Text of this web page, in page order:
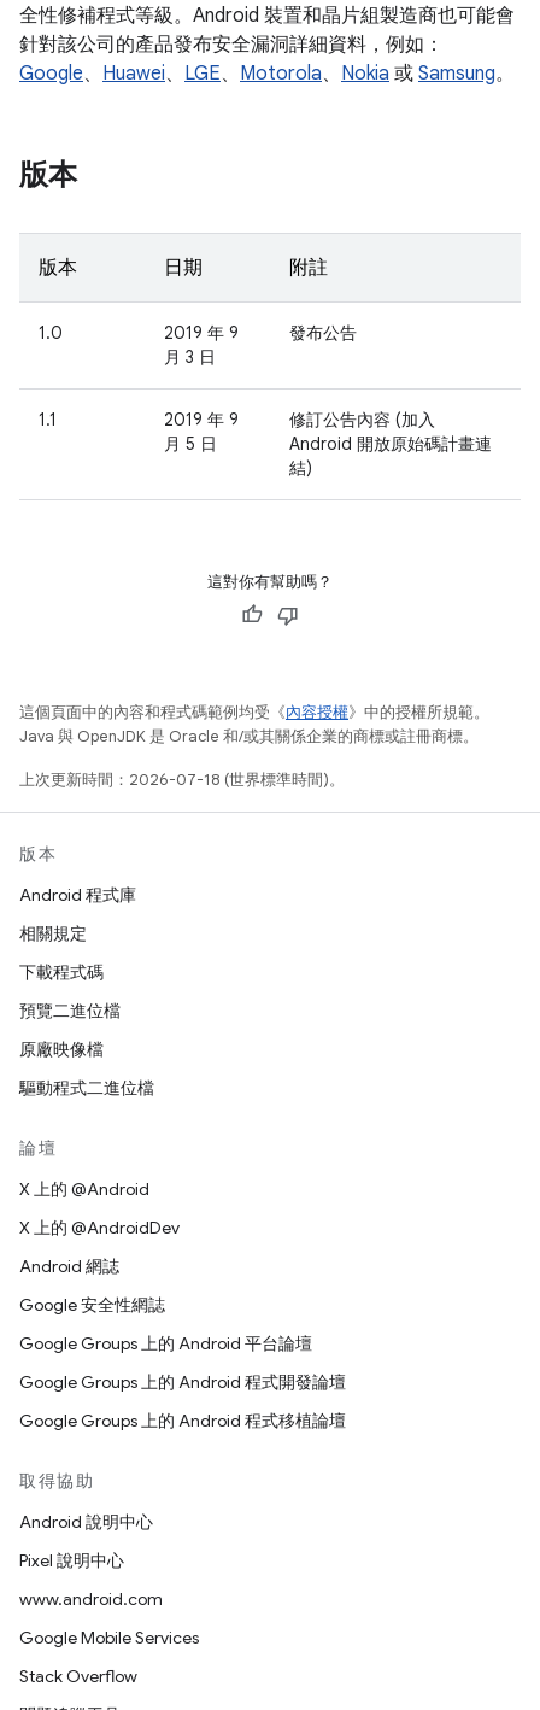
全性修補程式等級。Android 裝置和晶片組製造商也可能會
針對該公司的產品發布安全漏洞詳細資料，例如：
Google、 Huawei、 LGE、 Motorola、 Nokia 或 Samsung。
版本
版本 日期 附註
1.0
2019 年 9
月 3 日
發布公告
1.1
2019 年 9
月 5 日
修訂公告內容 (加入
Android 開放原始碼計畫連
結)
這對你有幫助嗎？
這個頁面中的內容和程式碼範例均受《內容授權》中的授權所規範。
Java 與 OpenJDK 是 Oracle 和/或其關係企業的商標或註冊商標。
上次更新時間：2026-07-18 (世界標準時間)。
版本
Android 程式庫
相關規定
下載程式碼
預覽二進位檔
原廠映像檔
驅動程式二進位檔
論壇
X 上的 @Android
X 上的 @AndroidDev
Android 網誌
Google 安全性網誌
Google Groups 上的 Android 平台論壇
Google Groups 上的 Android 程式開發論壇
Google Groups 上的 Android 程式移植論壇
取得協助
Android 說明中心
Pixel 說明中心
www.android.com
Google Mobile Services
Stack Overflow